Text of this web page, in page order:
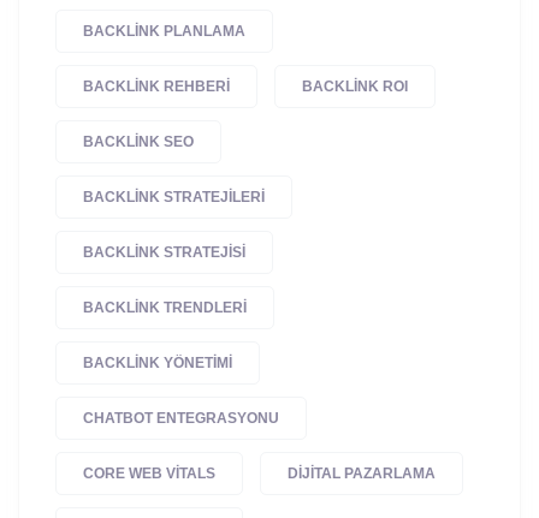
BACKLINK PLANLAMA
BACKLINK REHBERI BACKLINK ROI
BACKLINK SEO
BACKLINK STRATEJILERI
BACKLINK STRATEJISI
BACKLINK TRENDLERI
BACKLINK YÖNETIMI
CHATBOT ENTEGRASYONU
CORE WEB VITALS DIJITAL PAZARLAMA